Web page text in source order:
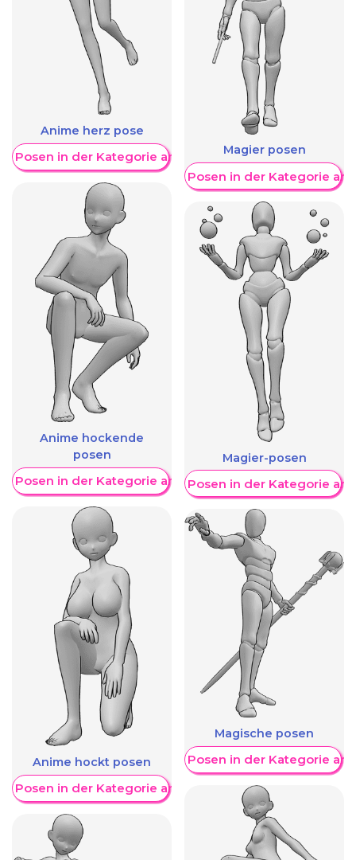
Anime herz pose
Posen in der Kategorie anzeigen
Anime hockende
posen
Posen in der Kategorie anzeigen
Anime hockt posen
Posen in der Kategorie anzeigen
Magier posen
Weitere Posen in der Kategorie
Magier-posen
Weitere Posen in der Kategorie
Magische posen
Weitere Posen in der Kategorie